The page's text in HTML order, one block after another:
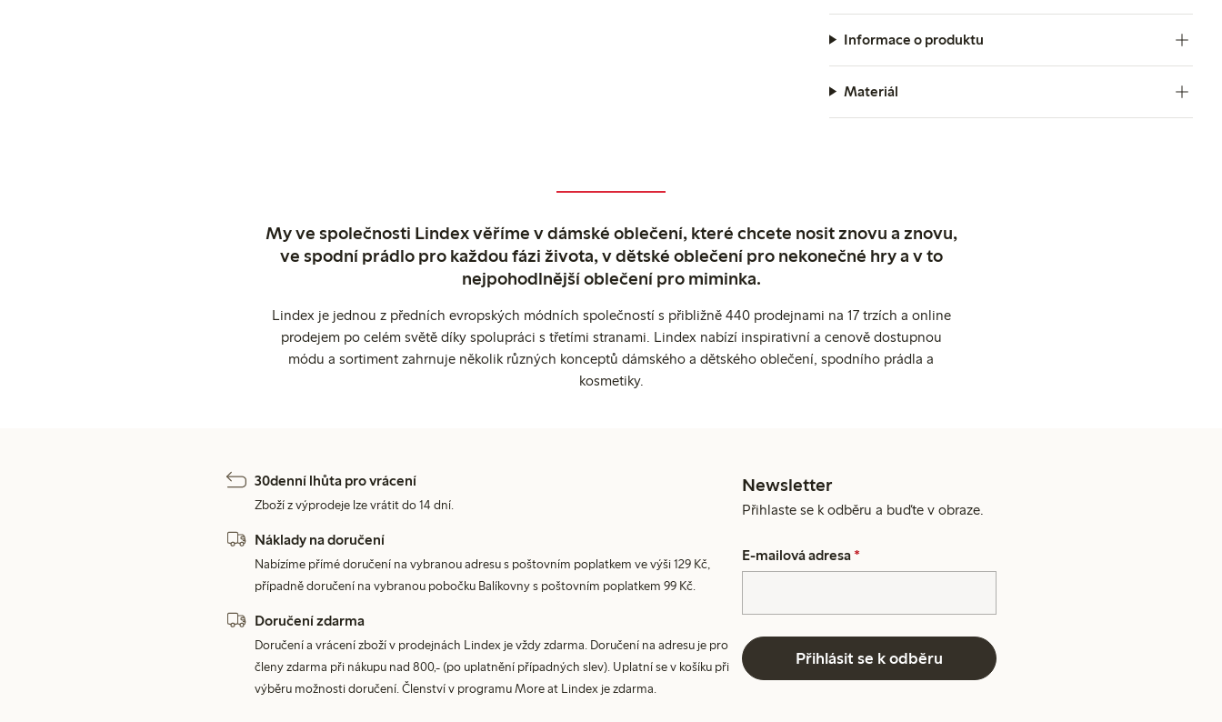
Informace o produktu
Materiál
My ve společnosti Lindex věříme v dámské oblečení, které chcete nosit znovu a znovu,
ve spodní prádlo pro každou fázi života, v dětské oblečení pro nekonečné hry a v to
nejpohodlnější oblečení pro miminka.
Lindex je jednou z předních evropských módních společností s přibližně 440 prodejnami na 17 trzích a online
prodejem po celém světě díky spolupráci s třetími stranami. Lindex nabízí inspirativní a cenově dostupnou
módu a sortiment zahrnuje několik různých konceptů dámského a dětského oblečení, spodního prádla a
kosmetiky.
30denní lhůta pro vrácení
Zboží z výprodeje lze vrátit do 14 dní.
Náklady na doručení
Nabízíme přímé doručení na vybranou adresu s poštovním poplatkem ve výši 129 Kč,
případně doručení na vybranou pobočku Balíkovny s poštovním poplatkem 99 Kč.
Doručení zdarma
Doručení a vrácení zboží v prodejnách Lindex je vždy zdarma. Doručení na adresu je pro
členy zdarma při nákupu nad 800,- (po uplatnění případných slev). Uplatní se v košíku při
výběru možnosti doručení. Členství v programu More at Lindex je zdarma.
Newsletter
Přihlaste se k odběru a buďte v obraze.
E-mailová adresa *
Přihlásit se k odběru